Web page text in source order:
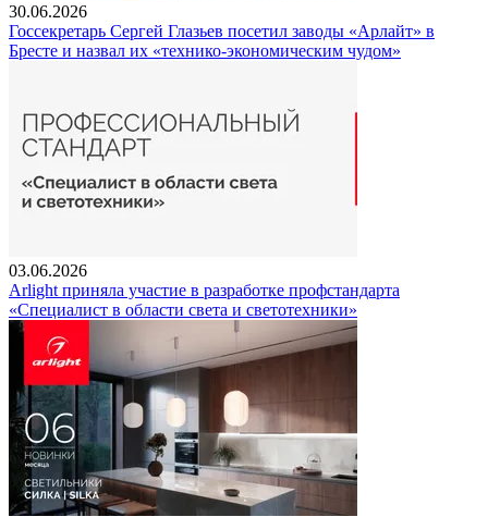
30.06.2026
Госсекретарь Сергей Глазьев посетил заводы «Арлайт» в
Бресте и назвал их «технико-экономическим чудом»
03.06.2026
Arlight приняла участие в разработке профстандарта
«Специалист в области света и светотехники»